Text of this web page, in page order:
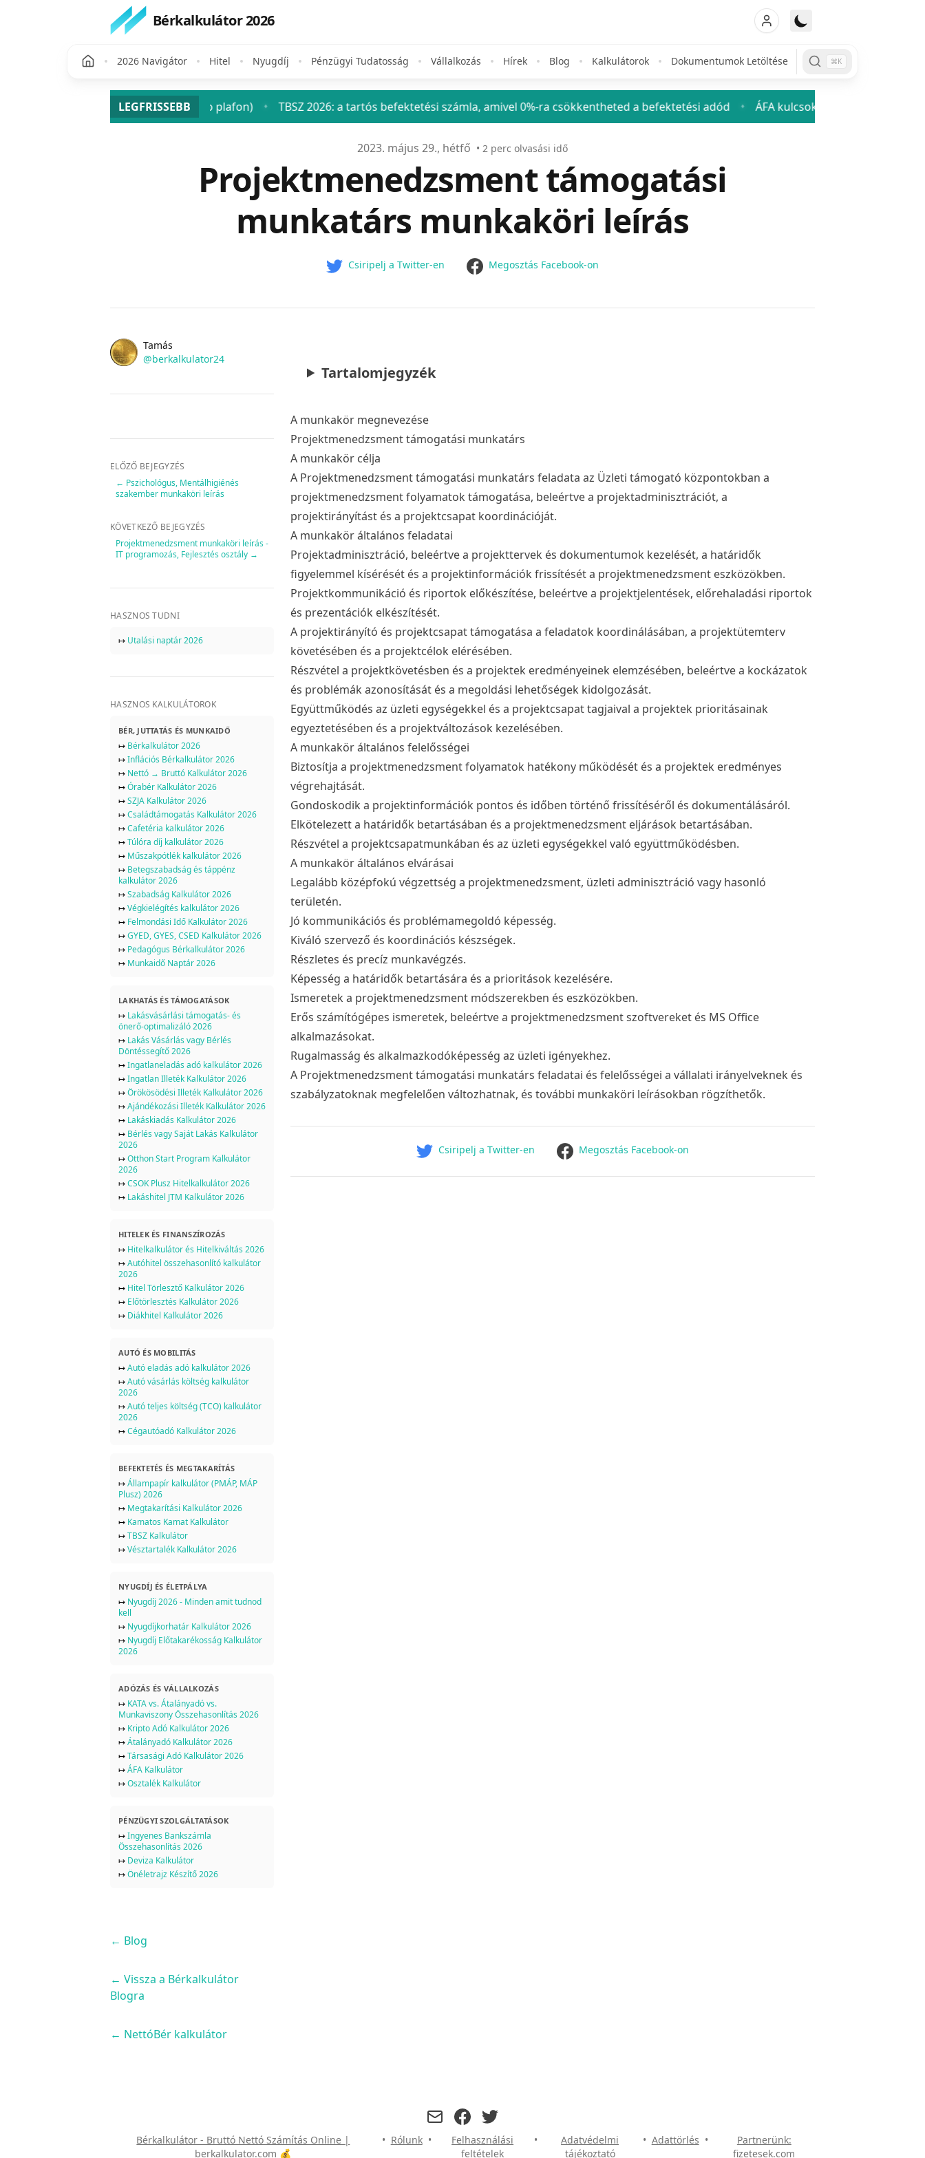
Bérkalkulátor 2026
2026 Navigátor Hitel Nyugdíj Pénzügyi Tudatosság Vállalkozás Hírek Blog Kalkulátorok Dokumentumok Letöltése ⌘K
LEGFRISSEBB
után? (SZJA + szocho plafon) TBSZ 2026: a tartós befektetési számla, amivel 0%-ra csökkentheted a befektetési adód ♦ ÁFA kulcsok 2026: mennyi az áfa és hogyan
2023. május 29., hétfő • 2 perc olvasási idő
Projektmenedzsment támogatási
munkatárs munkaköri leírás
Csiripelj a Twitter-en facebook
Megosztás Facebook-on
AuthorsName
Tamás
Twitter
@berkalkulator24
Tartalomjegyzék
A munkakör megnevezése
Projektmenedzsment támogatási munkatárs
A munkakör célja
A Projektmenedzsment támogatási munkatárs feladata az Üzleti támogató központokban a
projektmenedzsment folyamatok támogatása, beleértve a projektadminisztrációt, a
projektirányítást és a projektcsapat koordinációját.
A munkakör általános feladatai
Projektadminisztráció, beleértve a projekttervek és dokumentumok kezelését, a határidők
figyelemmel kísérését és a projektinformációk frissítését a projektmenedzsment eszközökben.
Projektkommunikáció és riportok előkészítése, beleértve a projektjelentések, előrehaladási riportok
és prezentációk elkészítését.
A projektirányító és projektcsapat támogatása a feladatok koordinálásában, a projektütemterv
követésében és a projektcélok elérésében.
Részvétel a projektkövetésben és a projektek eredményeinek elemzésében, beleértve a kockázatok
és problémák azonosítását és a megoldási lehetőségek kidolgozását.
Együttműködés az üzleti egységekkel és a projektcsapat tagjaival a projektek prioritásainak
egyeztetésében és a projektváltozások kezelésében.
A munkakör általános felelősségei
Biztosítja a projektmenedzsment folyamatok hatékony működését és a projektek eredményes
végrehajtását.
Gondoskodik a projektinformációk pontos és időben történő frissítéséről és dokumentálásáról.
Elkötelezett a határidők betartásában és a projektmenedzsment eljárások betartásában.
Részvétel a projektcsapatmunkában és az üzleti egységekkel való együttműködésben.
A munkakör általános elvárásai
Legalább középfokú végzettség a projektmenedzsment, üzleti adminisztráció vagy hasonló
területén.
Jó kommunikációs és problémamegoldó képesség.
Kiváló szervező és koordinációs készségek.
Részletes és precíz munkavégzés.
Képesség a határidők betartására és a prioritások kezelésére.
Ismeretek a projektmenedzsment módszerekben és eszközökben.
Erős számítógépes ismeretek, beleértve a projektmenedzsment szoftvereket és MS Office
alkalmazásokat.
Rugalmasság és alkalmazkodóképesség az üzleti igényekhez.
A Projektmenedzsment támogatási munkatárs feladatai és felelősségei a vállalati irányelveknek és
szabályzatoknak megfelelően változhatnak, és további munkaköri leírásokban rögzíthetők.
Csiripelj a Twitter-en facebookMegosztás Facebook-on
ELŐZŐ BEJEGYZÉS
← Pszichológus, Mentálhigiénés
szakember munkaköri leírás
KÖVETKEZŐ BEJEGYZÉS
Projektmenedzsment munkaköri leírás -
IT programozás, Fejlesztés osztály →
HASZNOS TUDNI
↦ Utalási naptár 2026
HASZNOS KALKULÁTOROK
BÉR, JUTTATÁS ÉS MUNKAIDŐ
↦ Bérkalkulátor 2026
↦Inflációs Bérkalkulátor 2026
↦ Nettó → Bruttó Kalkulátor 2026
↦Órabér Kalkulátor 2026
↦SZJA Kalkulátor 2026
↦Családtámogatás Kalkulátor 2026
↦Cafetéria kalkulátor 2026
↦Túlóra díj kalkulátor 2026
↦ Műszakpótlék kalkulátor 2026
↦ Betegszabadság és táppénz
kalkulátor 2026
↦Szabadság Kalkulátor 2026
↦Végkielégítés kalkulátor 2026
↦ Felmondási Idő Kalkulátor 2026
↦GYED, GYES, CSED Kalkulátor 2026
↦ Pedagógus Bérkalkulátor 2026
↦ Munkaidő Naptár 2026
LAKHATÁS ÉS TÁMOGATÁSOK
↦ Lakásvásárlási támogatás- és
önerő-optimalizáló 2026
↦ Lakás Vásárlás vagy Bérlés
Döntéssegítő 2026
↦Ingatlaneladás adó kalkulátor 2026
↦Ingatlan Illeték Kalkulátor 2026
↦Örökösödési Illeték Kalkulátor 2026
↦Ajándékozási Illeték Kalkulátor 2026
↦ Lakáskiadás Kalkulátor 2026
↦ Bérlés vagy Saját Lakás Kalkulátor
2026
↦Otthon Start Program Kalkulátor
2026
↦CSOK Plusz Hitelkalkulátor 2026
↦ Lakáshitel JTM Kalkulátor 2026
HITELEK ÉS FINANSZÍROZÁS
↦ Hitelkalkulátor és Hitelkiváltás 2026
↦Autóhitel összehasonlító kalkulátor
2026
↦ Hitel Törlesztő Kalkulátor 2026
↦ Előtörlesztés Kalkulátor 2026
↦ Diákhitel Kalkulátor 2026
AUTÓ ÉS MOBILITÁS
↦Autó eladás adó kalkulátor 2026
↦Autó vásárlás költség kalkulátor
2026
↦Autó teljes költség (TCO) kalkulátor
2026
↦Cégautóadó Kalkulátor 2026
BEFEKTETÉS ÉS MEGTAKARÍTÁS
↦Állampapír kalkulátor (PMÁP, MÁP
Plusz) 2026
↦ Megtakarítási Kalkulátor 2026
↦ Kamatos Kamat Kalkulátor
↦TBSZ Kalkulátor
↦Vésztartalék Kalkulátor 2026
NYUGDÍJ ÉS ÉLETPÁLYA
↦ Nyugdíj 2026 - Minden amit tudnod
kell
↦ Nyugdíjkorhatár Kalkulátor 2026
↦ Nyugdíj Előtakarékosság Kalkulátor
2026
ADÓZÁS ÉS VÁLLALKOZÁS
↦ KATA vs. Átalányadó vs.
Munkaviszony Összehasonlítás 2026
↦ Kripto Adó Kalkulátor 2026
↦Átalányadó Kalkulátor 2026
↦Társasági Adó Kalkulátor 2026
↦ÁFA Kalkulátor
↦Osztalék Kalkulátor
PÉNZÜGYI SZOLGÁLTATÁSOK
↦Ingyenes Bankszámla
Összehasonlítás 2026
↦ Deviza Kalkulátor
↦Önéletrajz Készítő 2026
← Blog
← Vissza a Bérkalkulátor
Blogra
← NettóBér kalkulátor
facebooktwitter
Bérkalkulátor - Bruttó Nettó Számítás Online |
berkalkulator.com 💰
• Rólunk •
Felhasználási
feltételek
•
Adatvédelmi
tájékoztató
• Adattörlés •
Partnerünk:
fizetesek.com